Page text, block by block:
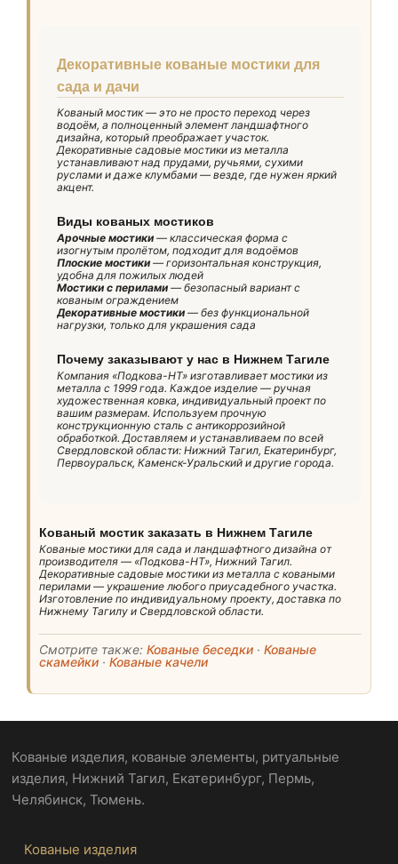
Декоративные кованые мостики для
сада и дачи
Кованый мостик — это не просто переход через
водоём, а полноценный элемент ландшафтного
дизайна, который преображает участок.
Декоративные садовые мостики из металла
устанавливают над прудами, ручьями, сухими
руслами и даже клумбами — везде, где нужен яркий
акцент.
Виды кованых мостиков
Арочные мостики — классическая форма с
изогнутым пролётом, подходит для водоёмов
Плоские мостики — горизонтальная конструкция,
удобна для пожилых людей
Мостики с перилами — безопасный вариант с
кованым ограждением
Декоративные мостики — без функциональной
нагрузки, только для украшения сада
Почему заказывают у нас в Нижнем Тагиле
Компания «Подкова-НТ» изготавливает мостики из
металла с 1999 года. Каждое изделие — ручная
художественная ковка, индивидуальный проект по
вашим размерам. Используем прочную
конструкционную сталь с антикоррозийной
обработкой. Доставляем и устанавливаем по всей
Свердловской области: Нижний Тагил, Екатеринбург,
Первоуральск, Каменск-Уральский и другие города.
Кованый мостик заказать в Нижнем Тагиле
Кованые мостики для сада и ландшафтного дизайна от
производителя — «Подкова-НТ», Нижний Тагил.
Декоративные садовые мостики из металла с коваными
перилами — украшение любого приусадебного участка.
Изготовление по индивидуальному проекту, доставка по
Нижнему Тагилу и Свердловской области.
Смотрите также: Кованые беседки · Кованые
скамейки · Кованые качели
Кованые изделия, кованые элементы, ритуальные
изделия, Нижний Тагил, Екатеринбург, Пермь,
Челябинск, Тюмень.
Кованые изделия